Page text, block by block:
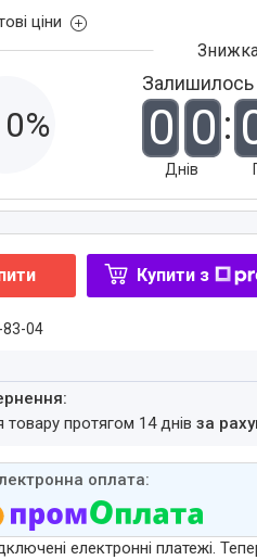
ціни
Залишилось
0 0
Днів
Купити з
83-04
товару протягом 14 днівза
електронні платежі.